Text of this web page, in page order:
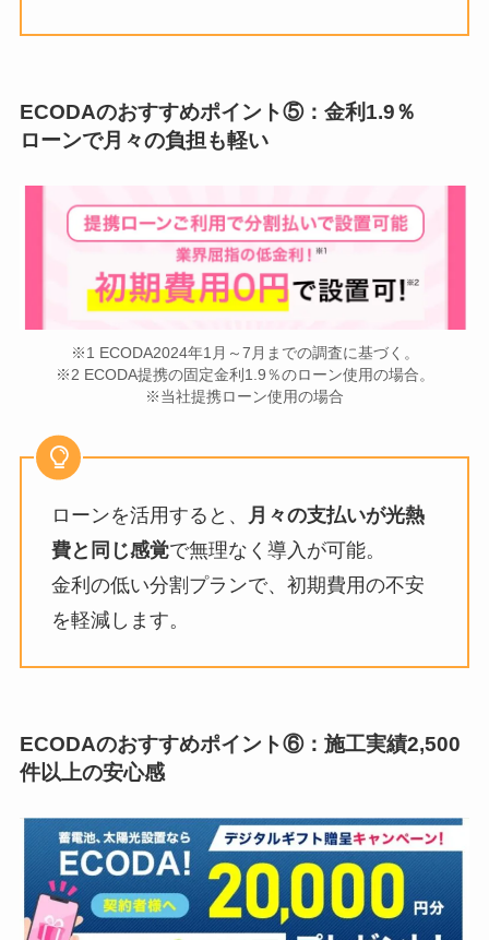
ECODAのおすすめポイント⑤：金利1.9％
ローンで月々の負担も軽い
※1 ECODA2024年1月～7月までの調査に基づく。
※2 ECODA提携の固定金利1.9％のローン使用の場合。
※当社提携ローン使用の場合
ローンを活用すると、
月々の支払いが光熱
費と同じ感覚で無理なく導入が可能。
金利の低い分割プランで、初期費用の不安
を軽減します。
ECODAのおすすめポイント⑥： 施工実績2,500
件以上の安心感